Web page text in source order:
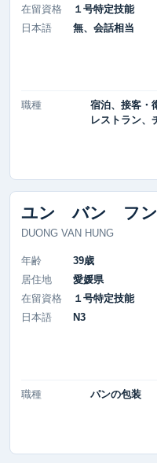
在留資格
１号特定技能
日本語
無、会話相当
職種
宿泊、接客・
レストラン、
ユン バン フン
DUONG VAN HUNG
年齢
39歳
居住地
愛媛県
在留資格
１号特定技能
日本語
N3
職種 パンの包装